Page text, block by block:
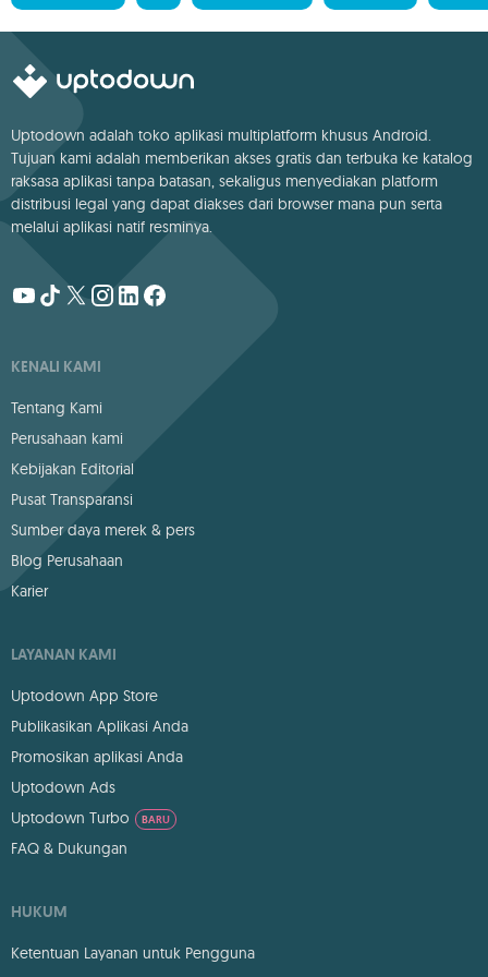
Uptodown adalah toko aplikasi multiplatform khusus Android.
Tujuan kami adalah memberikan akses gratis dan terbuka ke katalog
raksasa aplikasi tanpa batasan, sekaligus menyediakan platform
distribusi legal yang dapat diakses dari browser mana pun serta
melalui aplikasi natif resminya.
KENALI KAMI
Tentang Kami
Perusahaan kami
Kebijakan Editorial
Pusat Transparansi
Sumber daya merek & pers
Blog Perusahaan
Karier
LAYANAN KAMI
Uptodown App Store
Publikasikan Aplikasi Anda
Promosikan aplikasi Anda
Uptodown Ads
Uptodown Turbo
BARU
FAQ & Dukungan
HUKUM
Ketentuan Layanan untuk Pengguna